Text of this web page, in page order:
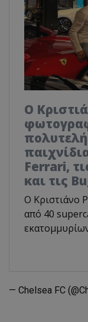
Ο
Ferrari,
και τις
Ο Κριστιάνο
από 40
— Chelsea FC